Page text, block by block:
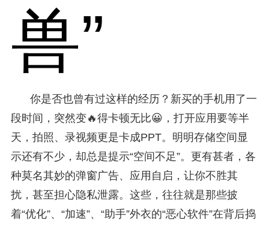
兽”
你是否也曾有过这样的经历？新买的手机用了一
段时间，突然变🔥得卡顿无比😀，打开应用要等半
天，拍照、录视频更是卡成PPT。明明存储空间显
示还有不少，却总是提示“空间不足”。更有甚者，各
种莫名其妙的弹窗广告、应用自启，让你不胜其
扰，甚至担心隐私泄露。这些，往往就是那些披
着“优化”、“加速”、“助手”外衣的“恶心软件”在背后捣